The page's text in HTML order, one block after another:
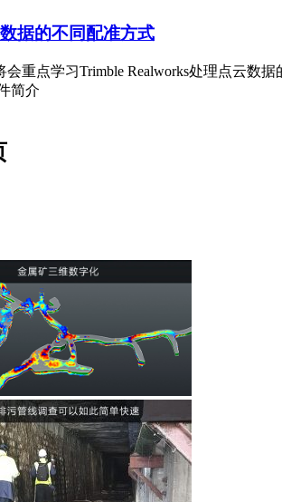
据的不同配准方式
会重点学习Trimble Realworks处理点云数据
简介